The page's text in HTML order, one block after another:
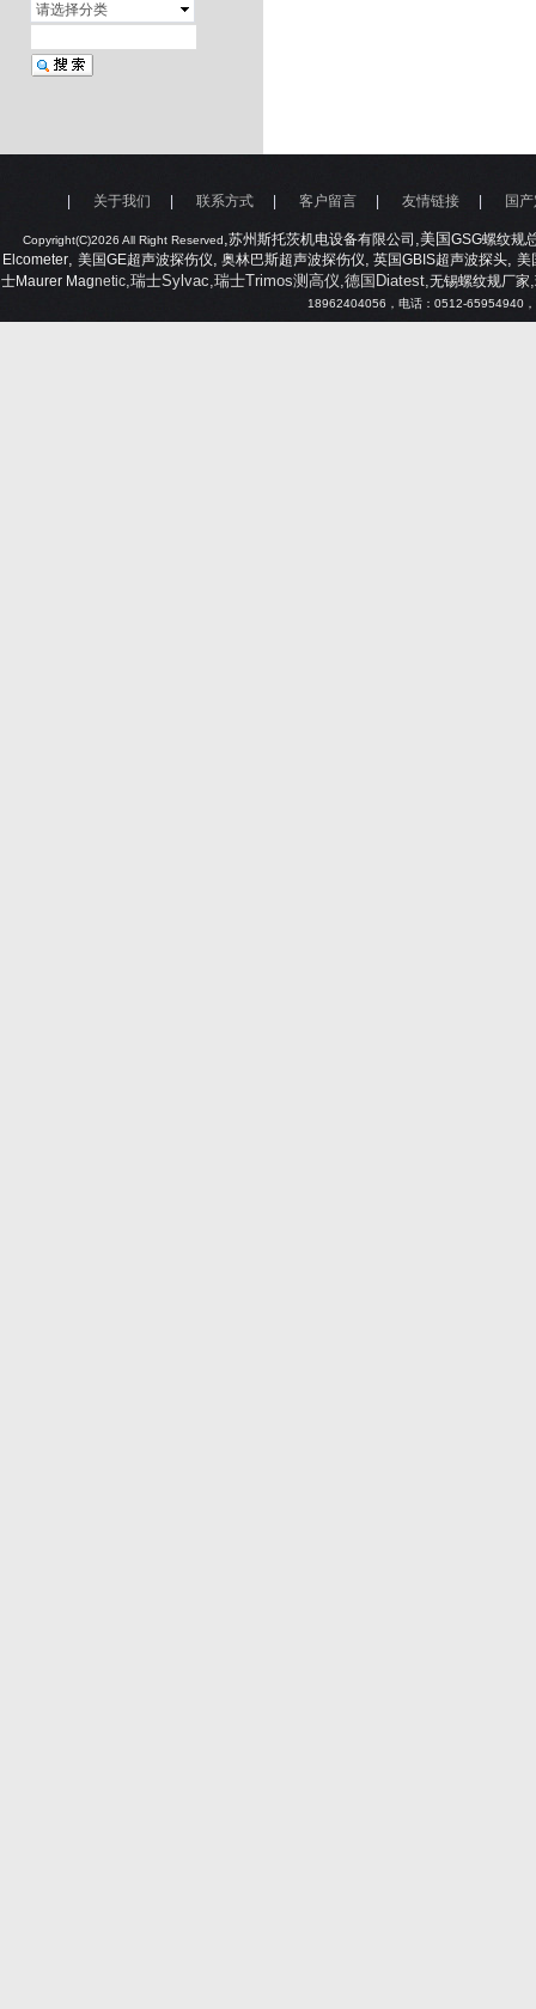
请选择分类
Copyright(C)2026 All Right Reserved,苏州斯托茨机电设备有限公司 ,美国GSG螺纹规
Elcometer,美国GE超声波探伤仪, 奥林巴斯超声波探伤仪, 英国GBIS超声波探头,美
士Maurer Magnetic,瑞士Sylvac,瑞士Trimos测高仪,德国Diatest,无锡螺纹规厂家,
18962404056 ，电话： 0512-65954940
关于我们 联系方式 客户留言 友情链接 国